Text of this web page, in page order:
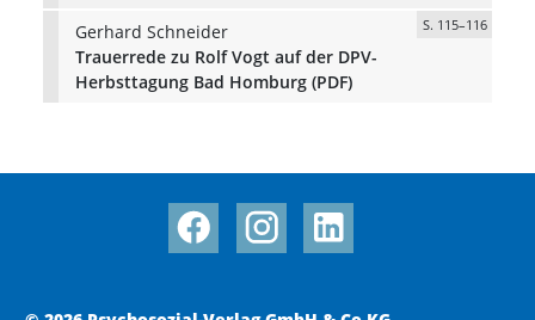
Gerhard Schneider
S. 115–116
Trauerrede zu Rolf Vogt auf der DPV-
Herbsttagung Bad Homburg (PDF)